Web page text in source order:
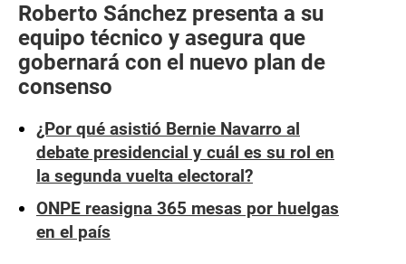
Roberto Sánchez presenta a su
equipo técnico y asegura que
gobernará con el nuevo plan de
consenso
¿Por qué asistió Bernie Navarro al
debate presidencial y cuál es su rol en
la segunda vuelta electoral?
ONPE reasigna 365 mesas por huelgas
en el país